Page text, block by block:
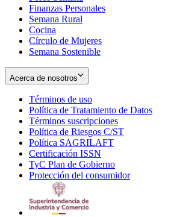
Finanzas Personales
Semana Rural
Cocina
Círculo de Mujeres
Semana Sostenible
Acerca de nosotros
Términos de uso
in
new
window
Política de Tratamiento de Datos
Términos suscripciones
in
Política de Riesgos C/ST
Política SAGRILAFT
new
window
Certificación ISSN
in
new
TyC Plan de Gobierno
in
Protección del consumidorOpens